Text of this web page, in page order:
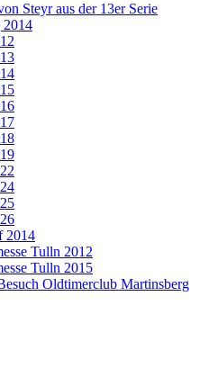
Steyr aus der 13er Serie
2014
2014
Tulln 2012
Tulln 2015
Oldtimerclub Martinsberg